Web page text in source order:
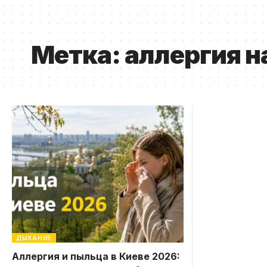
Метка:аллергия
ДЫХАНИЕ
Аллергия и пыльца в Киеве 2026: